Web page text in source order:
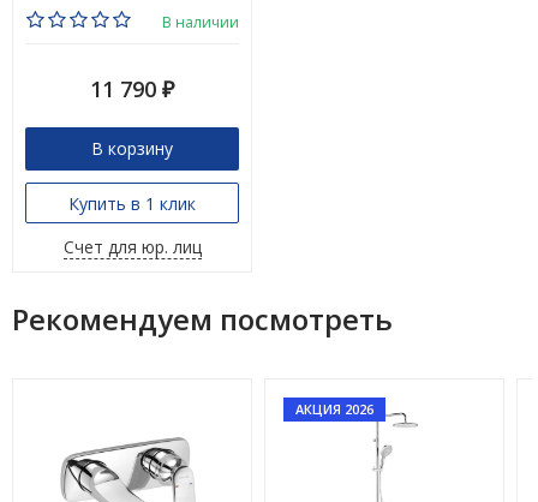
В наличии
11 790 ₽
В корзину
Купить в 1 клик
Счет для юр. лиц
Рекомендуем посмотреть
АКЦИЯ 2026